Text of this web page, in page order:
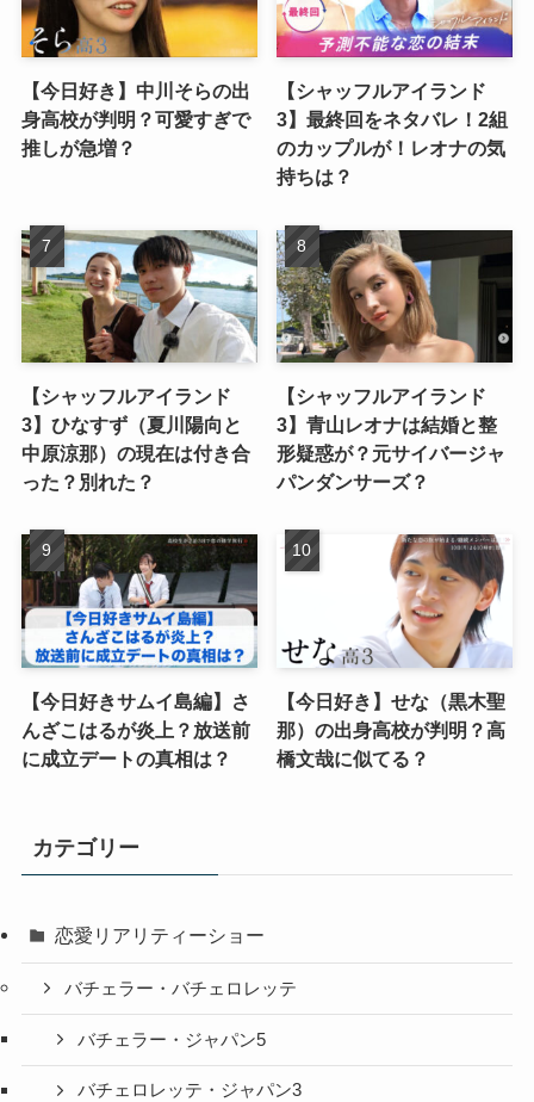
【今日好き】中川そらの出
身高校が判明？可愛すぎで
推しが急増？
【シャッフルアイランド
3】最終回をネタバレ！2組
のカップルが！レオナの気
持ちは？
【シャッフルアイランド
3】ひなすず（夏川陽向と
中原涼那）の現在は付き合
った？別れた？
【シャッフルアイランド
3】青山レオナは結婚と整
形疑惑が？元サイバージャ
パンダンサーズ？
【今日好きサムイ島編】さ
んざこはるが炎上？放送前
に成立デートの真相は？
【今日好き】せな（黒木聖
那）の出身高校が判明？高
橋文哉に似てる？
カテゴリー
恋愛リアリティーショー
バチェラー・バチェロレッテ
バチェラー・ジャパン5
バチェロレッテ・ジャパン3